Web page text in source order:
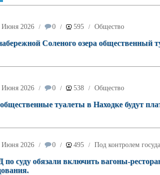
Июня 2026 / 0 / 595 / Общество
Соленого озера общественный
Июня 2026 / 0 / 538 / Общество
туалеты в Находке будут
Июня 2026 / 0 / 495 / Под контролем
суду обязали включить вагоны-